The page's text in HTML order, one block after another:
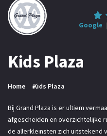
Google |
Informatie
Kids Plaza
Home Kids Plaza
Bij Grand Plaza is er ultiem
afgescheiden en overzichtelijke
de allerkleinsten zich uitstekend